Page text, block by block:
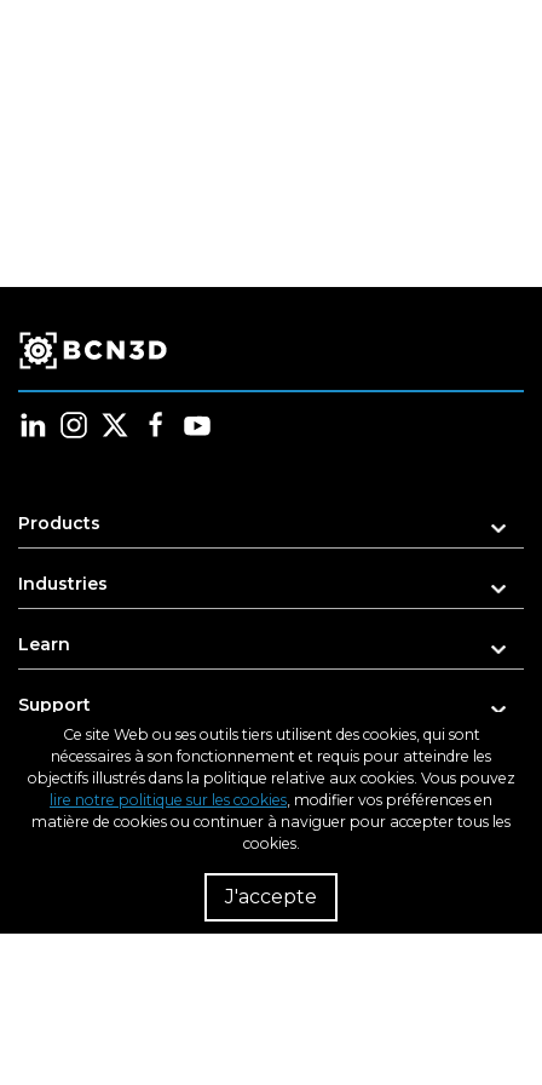
Products
Industries
Learn
Support
About us
Enter your e-mail address for updates
Ce site Web ou ses outils tiers utilisent des cookies, qui sont
nécessaires à son fonctionnement et requis pour atteindre les
objectifs illustrés dans la politique relative aux cookies. Vous pouvez
lire notre politique sur les cookies, modifier vos préférences en
matière de cookies ou continuer à naviguer pour accepter tous les
cookies.
J'accepte